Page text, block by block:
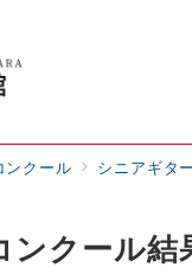
ンクール シニアギタ
ンクール結